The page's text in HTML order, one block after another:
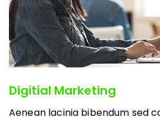
Digitial Marketing
Aenean lacinia bibendum sed